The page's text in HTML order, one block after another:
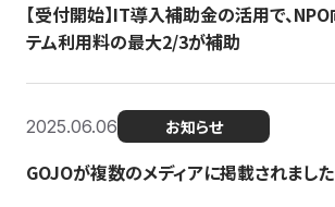
【受付開始】IT導入補助金の活用で、
テム利用料の最大2/3が補助
2025.06.06 お知らせ
GOJOが複数のメディアに掲載されました